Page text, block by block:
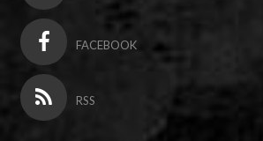
FACEBOOK
RSS